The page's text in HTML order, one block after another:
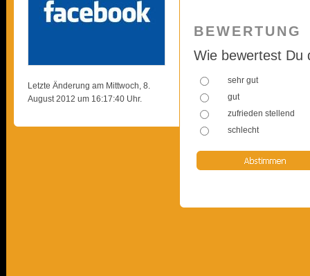
Letzte Änderung am Mittwoch, 8.
August 2012 um 16:17:40 Uhr.
BEWERTUNG
Wie bewertest Du
sehr gut
gut
zufrieden stellend
schlecht